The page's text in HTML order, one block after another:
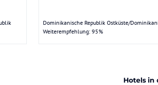
Dominikanische Republik Ostküste/
Weiterempfehlung: 95%
Hotels in